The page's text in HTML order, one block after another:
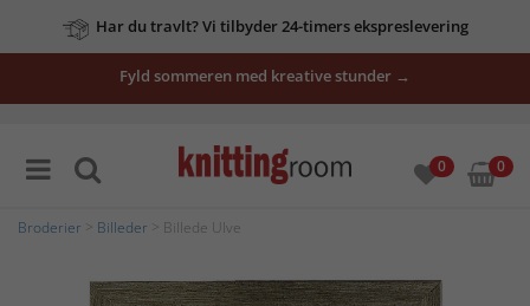
Har du travlt? Vi tilbyder 24-timers ekspreslevering
Fyld sommeren med kreative stunder →
0 0
Broderier Billeder > Billede Ulve